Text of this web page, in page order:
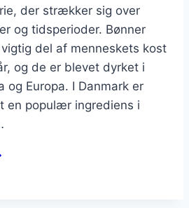
der strækker sig over
og tidsperioder. Bønner
del af menneskets kost
og de er blevet dyrket i
og Europa. I Danmark er
en populær ingrediens i